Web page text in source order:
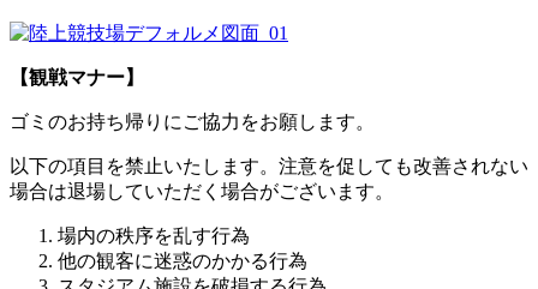
【観戦マナー】
ゴミのお持ち帰りにご協力をお願します。
以下の項目を禁止いたします。注意を促しても改善されない
場合は退場していただく場合がございます。
場内の秩序を乱す行為
他の観客に迷惑のかかる行為